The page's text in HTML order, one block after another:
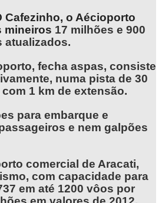
Cafezinho, o Aécioporto
mineiros 17 milhões e 900
atualizados.
fecha aspas, consiste
numa pista de 30
1 km de extensão.
para embarque e
e nem galpões
comercial de Aracati,
com capacidade para
em até 1200 vôos por